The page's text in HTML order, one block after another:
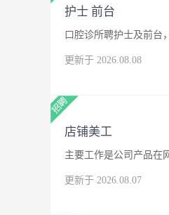
护士 前台
口腔诊所聘护士及前台
更新于 2026.08.08
店铺美工
主要工作是公司产品在
更新于 2026.08.07